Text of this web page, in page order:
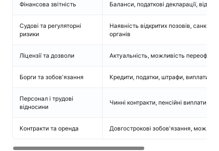
Фінансова звітність Баланси, податкові декларації,
Судові та регуляторні
ризики
Наявність відкритих позовів,
органів
Ліцензії та дозволи Актуальність, можливість
Борги та зобов'язання Кредити, податки, штрафи, виплати за
Персонал і трудові
відносини
Чинні контракти, пенсійні виплати,
Контракти та оренда Довгострокові зобов'язання, можливі